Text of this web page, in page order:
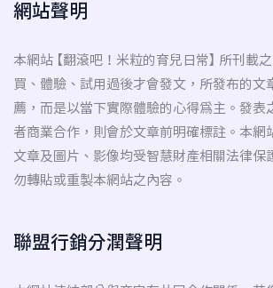
網站聲明
本網站 【翻滾吧！米粒的育兒日常】 所刊載
買、體驗、試用過後才會發文，所發布的文
薦，而是以當下實際體驗的心得為主。發表
者商業合作，則會於文章前明確標註。本網
文章及圖片、影像均受智慧財產相關法律保
勿轉貼或重製本網站之內容。
聯盟行銷分潤聲明